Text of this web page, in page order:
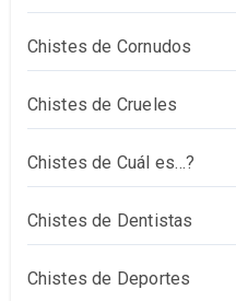
Chistes de Cornudos
Chistes de Crueles
Chistes de Cuál es…?
Chistes de Dentistas
Chistes de Deportes